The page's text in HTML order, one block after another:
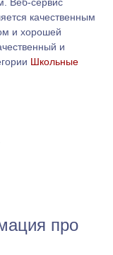
качественным
и хорошей
и
Школьные
про